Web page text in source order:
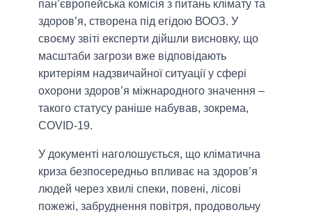
пан’європейська комісія з питань клімату та
здоров’я, створена під егідою ВООЗ. У
своєму звіті експерти дійшли висновку, що
масштаби загрози вже відповідають
критеріям надзвичайної ситуації у сфері
охорони здоров’я міжнародного значення –
такого статусу раніше набував, зокрема,
COVID-19.
У документі наголошується, що кліматична
криза безпосередньо впливає на здоров’я
людей через хвилі спеки, повені, лісові
пожежі, забруднення повітря, продовольчу